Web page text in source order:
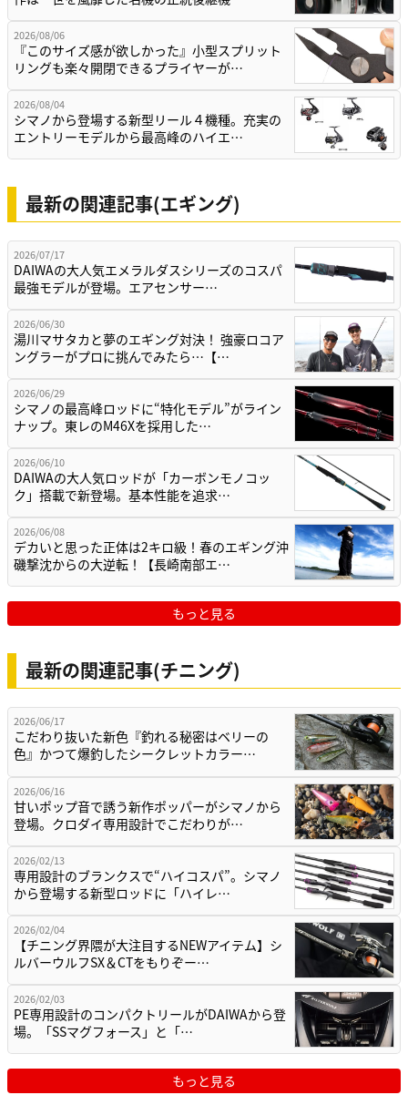
2026/08/06
『このサイズ感が欲しかった』小型スプリット
リングも楽々開閉できるプライヤーが…
2026/08/04
シマノから登場する新型リール４機種。充実の
エントリーモデルから最高峰のハイエ…
最新の関連記事(エギング)
2026/07/17
DAIWAの大人気エメラルダスシリーズのコスパ
最強モデルが登場。エアセンサー…
2026/06/30
湯川マサタカと夢のエギング対決！ 強豪ロコア
ングラーがプロに挑んでみたら…【…
2026/06/29
シマノの最高峰ロッドに“特化モデル”がライン
ナップ。東レのM46Xを採用した…
2026/06/10
DAIWAの大人気ロッドが「カーボンモノコッ
ク」搭載で新登場。基本性能を追求…
2026/06/08
デカいと思った正体は2キロ級！春のエギング沖
磯撃沈からの大逆転！【長崎南部エ…
もっと見る
最新の関連記事(チニング)
2026/06/17
こだわり抜いた新色『釣れる秘密はベリーの
色』かつて爆釣したシークレットカラー…
2026/06/16
甘いポップ音で誘う新作ポッパーがシマノから
登場。クロダイ専用設計でこだわりが…
2026/02/13
専用設計のブランクスで“ハイコスパ”。シマノ
から登場する新型ロッドに「ハイレ…
2026/02/04
【チニング界隈が大注目するNEWアイテム】シ
ルバーウルフSX＆CTをもりぞー…
2026/02/03
PE専用設計のコンパクトリールがDAIWAから登
場。「SSマグフォース」と「…
もっと見る